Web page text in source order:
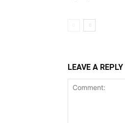
LEAVE A REPLY